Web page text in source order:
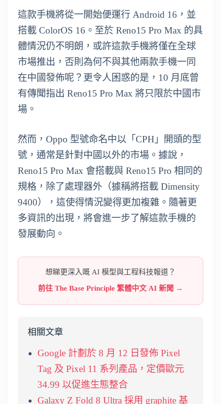
這款手機將從一開始便運行 Android 16，並
搭載 ColorOS 16。至於 Reno15 Pro Max 的具
體情況仍不明朗，或許這款手機將僅在全球
市場推出，否則為何不與其他兩款手機一同
在中國發佈呢？更令人困惑的是，10 月底曾
有傳聞指出 Reno15 Pro Max 將只限於中國市
場。
然而，Oppo 型號命名中以「CPH」開頭的型
號，通常是針對中國以外的市場。據說，
Reno15 Pro Max 會搭載與 Reno15 Pro 相同的
規格，除了處理器外（據稱將搭載 Dimensity
9400），這使得情況變得更加複雜。隨著更
多資訊的出現，將會進一步了解這款手機的
發展動向。
想睇更深入嘅 AI 模型與工程科技報道？
前往 The Base Principle 繁體中文 AI 新聞 →
相關文章
Google 計劃於 8 月 12 日發佈 Pixel
Tag 及 Pixel 11 系列產品，定價歐元
34.99 以促進生態整合
Galaxy Z Fold 8 Ultra 採用 graphite 基